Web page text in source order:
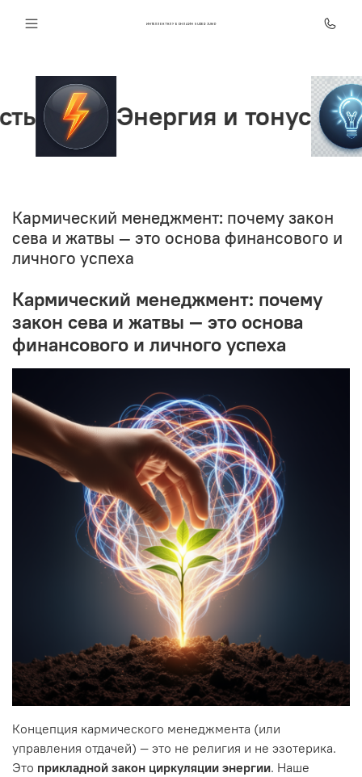
ИНТЕЛЛЕКТ КЛУБ ОНЛАЙН SUPER JUMP
Энергия и тонус
Кармический менеджмент: почему закон
сева и жатвы — это основа финансового и
личного успеха
Кармический менеджмент: почему
закон сева и жатвы — это основа
финансового и личного успеха
Концепция кармического менеджмента (или
управления отдачей) — это не религия и не эзотерика.
Это прикладной закон циркуляции энергии. Наше